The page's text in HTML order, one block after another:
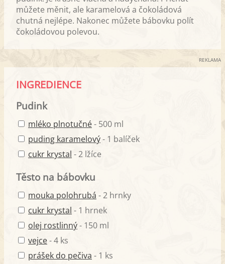
můžete měnit, ale karamelová a čokoládová
chutná nejlépe. Nakonec můžete bábovku polít
čokoládovou polevou.
REKLAMA
INGREDIENCE
Pudink
mléko plnotučné- 500 ml
puding karamelový- 1 balíček
cukr krystal - 2 lžíce
Těsto na bábovku
mouka polohrubá - 2 hrnky
cukr krystal - 1 hrnek
olej rostlinný- 150 ml
vejce- 4 ks
prášek do pečiva - 1 ks